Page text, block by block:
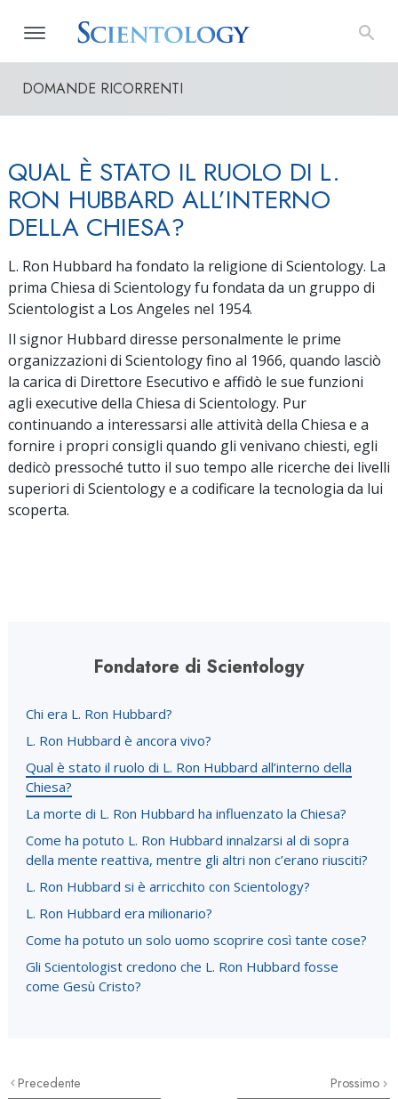
DOMANDE RICORRENTI
QUAL È STATO IL RUOLO DI L.
RON HUBBARD ALL’INTERNO
DELLA CHIESA?
L. Ron Hubbard ha fondato la religione di Scientology. La
prima Chiesa di Scientology fu fondata da un gruppo di
Scientologist a Los Angeles nel 1954.
Il signor Hubbard diresse personalmente le prime
organizzazioni di Scientology fino al 1966, quando lasciò
la carica di Direttore Esecutivo e affidò le sue funzioni
agli executive della Chiesa di Scientology. Pur
continuando a interessarsi alle attività della Chiesa e a
fornire i propri consigli quando gli venivano chiesti, egli
dedicò pressoché tutto il suo tempo alle ricerche dei livelli
superiori di Scientology e a codificare la tecnologia da lui
scoperta.
Fondatore di Scientology
Chi era L. Ron Hubbard?
L. Ron Hubbard è ancora vivo?
Qual è stato il ruolo di L. Ron Hubbard all’interno della
Chiesa?
La morte di L. Ron Hubbard ha influenzato la Chiesa?
Come ha potuto L. Ron Hubbard innalzarsi al di sopra
della mente reattiva, mentre gli altri non c’erano riusciti?
L. Ron Hubbard si è arricchito con Scientology?
L. Ron Hubbard era milionario?
Come ha potuto un solo uomo scoprire così tante cose?
Gli Scientologist credono che L. Ron Hubbard fosse
come Gesù Cristo?
Precedente Prossimo